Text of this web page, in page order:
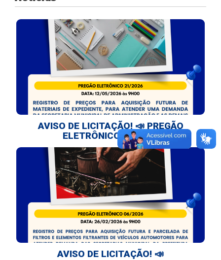
AVISO DE LICITAÇÃO! 📣 PREGÃO
ELETRÔNICO 21/2026
AVISO DE LICITAÇÃO! 📣